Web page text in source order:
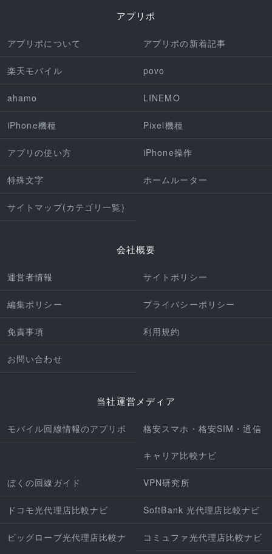
アプリポ
アプリポについて アプリポの新着記事
楽天モバイル povo
ahamo LINEMO
iPhone機種 Pixel機種
アプリの使い方 iPhone操作
特殊文字 ホームルーター
サイトマップ(カテゴリ一覧)
会社概要
運営者情報 サイトポリシー
編集ポリシー プライバシーポリシー
免責事項 利用規約
お問い合わせ
当社運営メディア
モバイル回線情報のアプリポ 格安スマホ・格安SIM・通信
キャリア比較ナビ
ぼくの回線ガイド VPN研究所
ドコモ光代理店比較ナビ SoftBank 光代理店比較ナビ
ビッグローブ光代理店比較ナ コミュファ光代理店比較ナビ